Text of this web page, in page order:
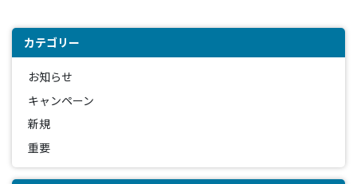
カテゴリー
お知らせ
キャンペーン
新規
重要